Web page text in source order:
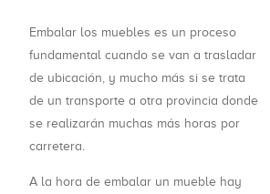
Embalar los muebles es un proceso
fundamental cuando se van a trasladar
de ubicación, y mucho más si se trata
de un transporte a otra provincia donde
se realizarán muchas más horas por
carretera.
A la hora de embalar un mueble hay